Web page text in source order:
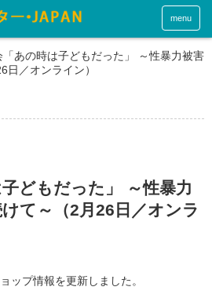
menu
「あの時は子どもだった」 ～性暴力被害
／オンライン）
どもだった」 ～性暴力
て～（2月26日／オンラ
ップ情報を更新しました。